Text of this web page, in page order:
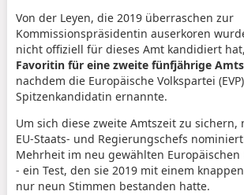
Von der Leyen, die 2019 überraschen zur
Kommissionspräsidentin auserkoren
nicht offiziell für dieses Amt kandidiert
Favoritin für eine zweite fünfjährige
nachdem die Europäische Volkspartei
Spitzenkandidatin ernannte.
Um sich diese zweite Amtszeit zu sichern,
EU-Staats- und Regierungschefs
Mehrheit im neu gewählten Europäischen
- ein Test, den sie 2019 mit einem
nur neun Stimmen bestanden hatte.